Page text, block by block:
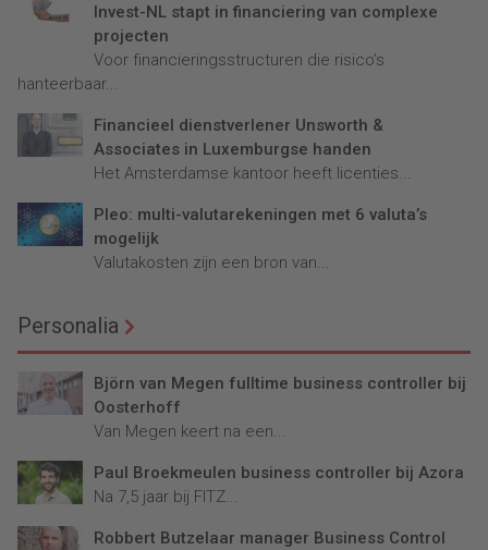
Invest-NL stapt in financiering van complexe
projecten
Voor financieringsstructuren die risico’s
hanteerbaar...
Financieel dienstverlener Unsworth &
Associates in Luxemburgse handen
Het Amsterdamse kantoor heeft licenties...
Pleo: multi-valutarekeningen met 6 valuta’s
mogelijk
Valutakosten zijn een bron van...
Personalia
Björn van Megen fulltime business controller bij
Oosterhoff
Van Megen keert na een...
Paul Broekmeulen business controller bij Azora
Na 7,5 jaar bij FITZ...
Robbert Butzelaar manager Business Control